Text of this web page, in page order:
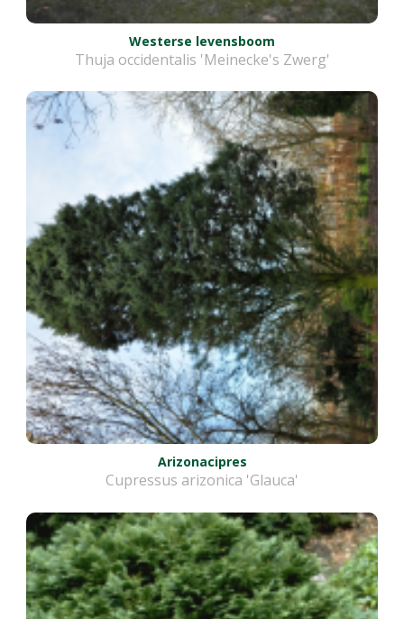
Westerse levensboom
Thuja occidentalis 'Meinecke's Zwerg'
Arizonacipres
Cupressus arizonica 'Glauca'